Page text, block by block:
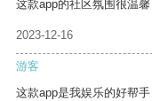
这款app的社区氛围很温
2023-12-16
游客
这款app是我娱乐的好帮